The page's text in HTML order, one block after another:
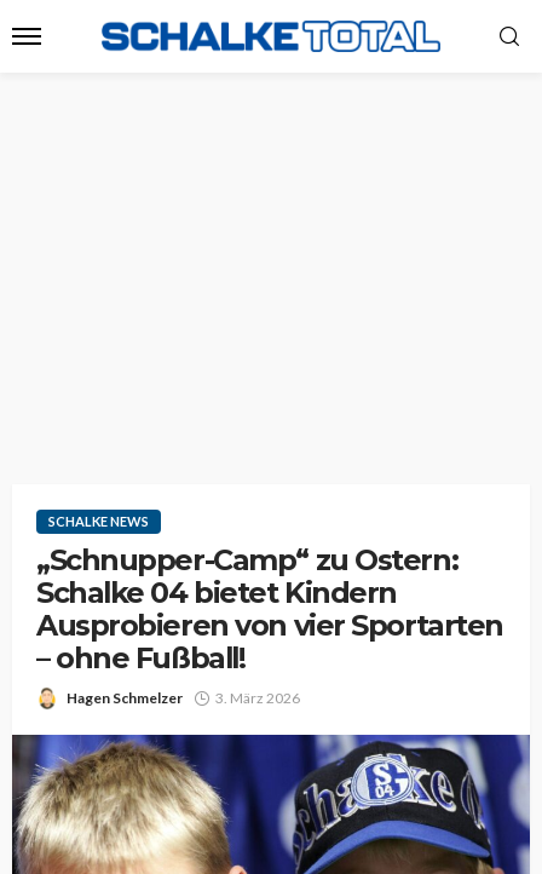
SCHALKE NEWS
„Schnupper-Camp“ zu Ostern:
Schalke 04 bietet Kindern
Ausprobieren von vier Sportarten
– ohne Fußball!
Hagen Schmelzer 3. März 2026